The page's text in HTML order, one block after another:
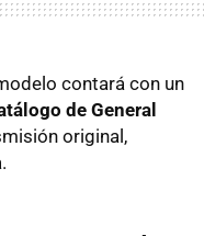
contará con un
de General
original,